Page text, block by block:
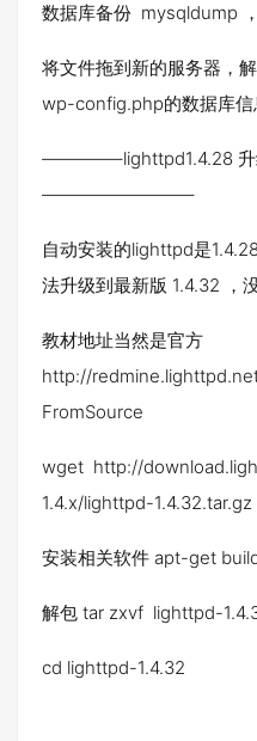
数据库备份 mysqldump
将文件拖到新的服务器，
wp-config.php的数据库信
————–lighttpd1.4.28 升
————————–
自动安装的lighttpd是
法升级到最新版 1.4.32 ，
教材地址当然是官方
http://
FromSource
wget http://
1.4.x/lighttpd-1.4.32.tar.gz
安装相关软件 apt-get
解包 tar zxvf lighttpd-
cd lighttpd-1.4.32